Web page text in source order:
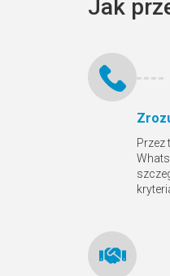
Jak
Przez